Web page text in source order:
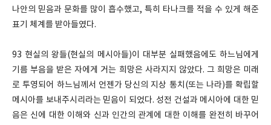
나안의 믿음과 문화를 많이 흡수했고, 특히 타나크를 적을 수 있게 해준
표기 체계를 받아들였다.
93 현실의 왕들(현실의 메시아들)이 대부분 실패했음에도 하느님에게
기름 부음을 받은 자에게 거는 희망은 사라지지 않았다. 그 희망은 미래
로 투영되어 하느님께서 언젠가 당신의 지상 통치(또는 나라)를 확립할
메시아를 보내주시리라는 믿음이 되었다. 성전 건설과 메시아에 대한 믿
음은 신에 대한 이해와 신과 인간의 관계에 대한 이해를 완전히 바꾸어